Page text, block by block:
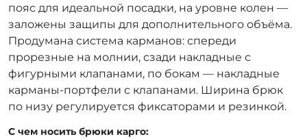
пояс для идеальной посадки, на уровне колен —
заложены защипы для дополнительного объёма.
Продумана система карманов: спереди
прорезные на молнии, сзади накладные с
фигурными клапанами, по бокам — накладные
карманы-портфели с клапанами. Ширина брюк
по низу регулируется фиксаторами и резинкой.
С чем носить брюки карго: